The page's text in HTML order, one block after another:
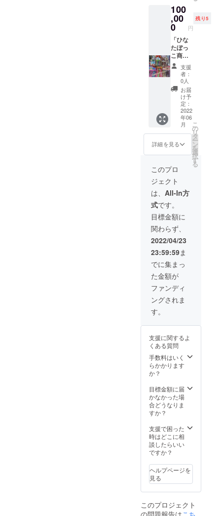
感謝の
お手紙
は、イ
メージ
です。
お届け
する時
にもう
少し進
化して
いると
思いま
す。ま
た、原
文のコ
ピーと
なりま
すこと
さい。
くお願
いしま
す。 ＊
コーチ
ングは6
月以降
に日程
をおひ
ひとり
に連絡
し調整
後、
zoomに
て実施
しま
希子ビ
ジネス
＆パー
ソナル
コーチ
につい
育成に
必要
で、
び始め
たコー
チング
です。
定コー
HCJ認
定コー
て、経
合わせ
は、季
節によ
り店内
の商品
が違う
ので写
真とは
内容が
違うこ
とがあ
ること
をご了
承くだ
さい。
心を込
めて店
長がセ
す。 ＊
感謝の
お手紙
は、イ
メージ
です。
お届け
する時
にもう
少し進
化して
いると
思いま
す。ま
た、原
文のコ
ピーと
なりま
承くだ
さい。
よろし
くお願
いしま
す。 ＊
月以降
に日程
をおひ
に連絡
し調整
後、
zoomに
しま
す。 ＊
中村亜
希子ビ
＆パー
菓子詰
め合わ
せ（き
じ猫
セッ
ト）＋
ひなた
ぼっこ
からの
感謝の
お手紙
を6月以
降、順
次、お
ひとり
おひと
りに大
切に郵
送でお
届しま
す。 ＊
駄菓子
の詰め
合わせ
は、季
節によ
り店内
の商品
が違う
ので写
真とは
内容が
違うこ
とがあ
ること
をご了
承くだ
さい。
長がセ
しま
す。 ＊
感謝の
お手紙
は、イ
です。
お届け
する時
にもう
化して
いると
思いま
す。ま
文のコ
ピーと
なりま
すこと
承くだ
さい。
100
,00
0 円
残り5
「ひな
たぼっ
こ商店
につい
て、な
んでも
聞ける
券（90
分）」
＋ ひな
たぼっ
こ商店
の内の
全商品
（三毛
猫セッ
ト、駄
菓子170
種類あ
りま
す）＋
ひなた
ぼっこ
からの
感謝の
お手紙
を6月以
降、順
次、お
ひとり
おひと
りに大
切に郵
送でお
駄菓子
合わせ
は、季
節によ
り店内
の商品
ので写
真とは
内容が
違うこ
ること
をご了
承くだ
さい。
のお手
紙は、
イメー
ジで
届けす
る時に
支援
者：
0人
お届
け予
定：
2022
年06
月
詳細を見る
こ
の
リ
タ
ー
ン
を
選
択
す
る
このプロ
ジェクト
は、 All-In方
式です。
目標金額に
関わらず、
2022/04/23
23:59:59ま
でに集まっ
た金額が
ファンディ
ングされま
す。
支援に関するよ
くある質問
手数料はいく
らかかります
か？
目標金額に届
かなかった場
合どうなりま
すか？
支援で困った
時はどこに相
談したらいい
ですか？
ヘルプページを
見る
このプロジェクト
の問題報告はこち